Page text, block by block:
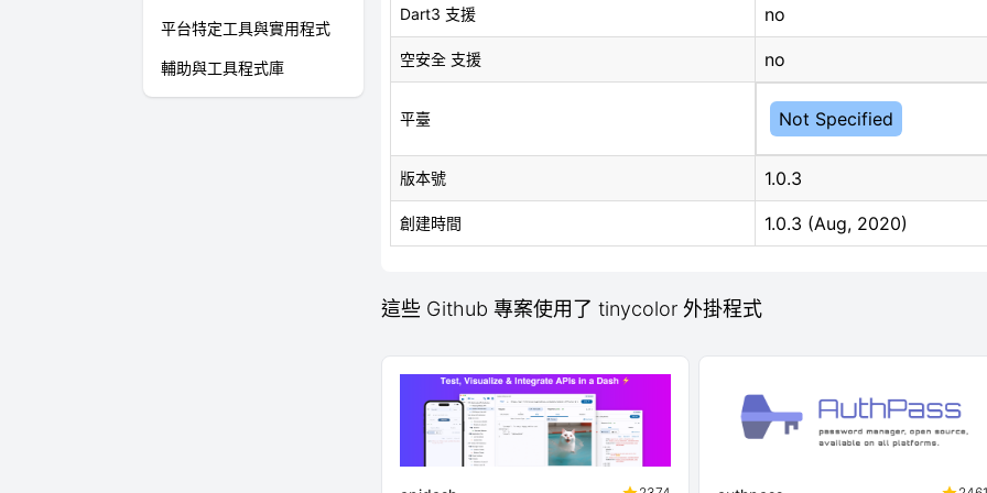
平台特定工具與實用程式
輔助與工具程式庫
Dart3 支援 no
空安全 支援 no
平臺 Not Specified
版本號 1.0.3
創建時間 1.0.3 (Aug, 2020)
這些 Github 專案使用了 tinycolor 外掛程式